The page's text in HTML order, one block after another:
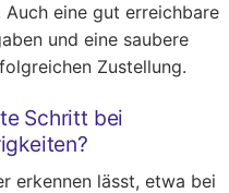
eine gut erreichbare
und eine saubere
Zustellung.
Schritt bei
erkennen lässt, etwa bei